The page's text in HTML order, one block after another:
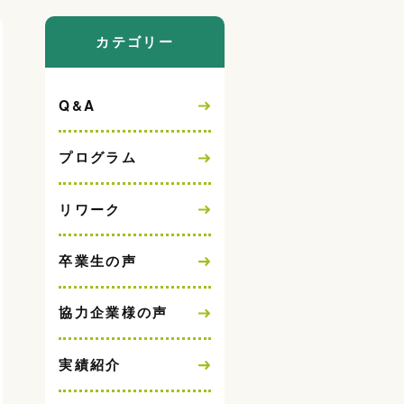
カテゴリー
Q&A
プログラム
リワーク
卒業生の声
協力企業様の声
実績紹介